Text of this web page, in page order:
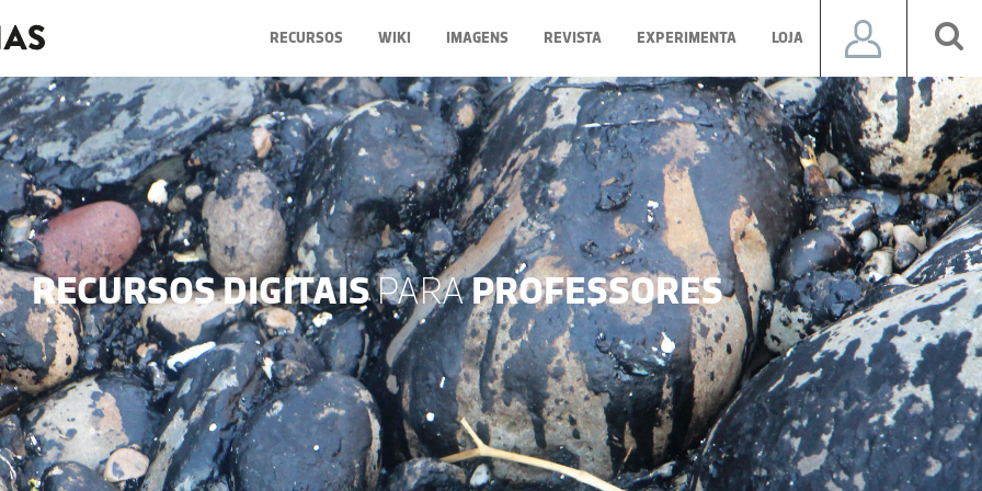
RECURSOS WIKI IMAGENS REVISTA EXPERIMENTA LOJA
RECURSOS DIGITAISPARAPROFESSORES